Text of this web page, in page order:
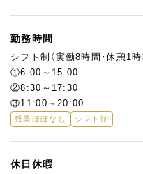
ガラス張りの厨房だから、自
も期待しています。
勤務時間
シフト制（実働8時間・休憩1時
①6:00～15:00
②8:30～17:30
③11:00～20:00
残業ほぼなし シフト制
休日休暇